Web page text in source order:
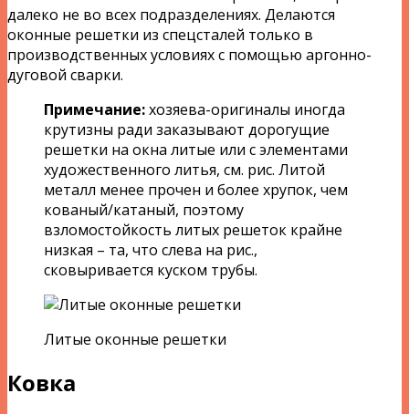
далеко не во всех подразделениях. Делаются
оконные решетки из спецсталей только в
производственных условиях с помощью аргонно-
дуговой сварки.
Примечание:хозяева-оригиналы иногда
крутизны ради заказывают дорогущие
решетки на окна литые или с элементами
художественного литья, см. рис. Литой
металл менее прочен и более хрупок, чем
кованый/катаный, поэтому
взломостойкость литых решеток крайне
низкая – та, что слева на рис.,
сковыривается куском трубы.
Литые оконные решетки
Ковка